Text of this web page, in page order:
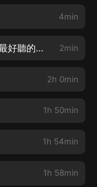
4min
精心制作電視劇紅鯊突擊最好聽的鋼琴背景音樂 2min
2h 0min
1h 50min
1h 54min
1h 58min